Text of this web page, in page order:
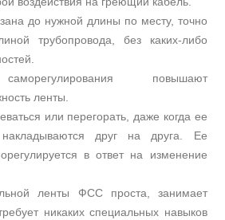
до нужной длины по месту, точно
трубопровода, без каких-либо
повышают
ленты.
или перегорать, даже когда ее
накладываются друг на друга. Ее
в ответ на изменение
ленты ФСС проста, занимает
никаких специальных навыков